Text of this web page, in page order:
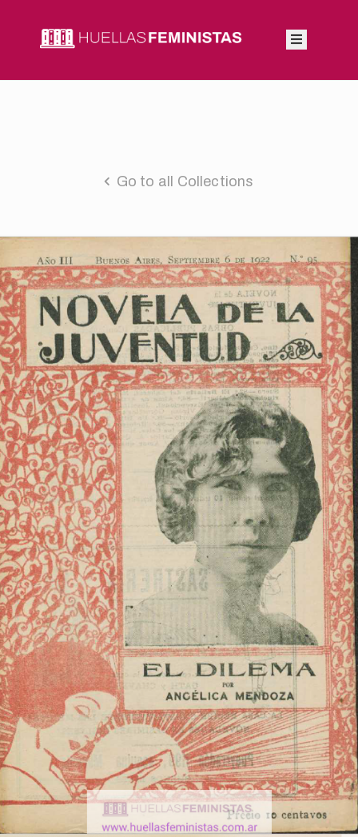
Inicio
Go to all Collections